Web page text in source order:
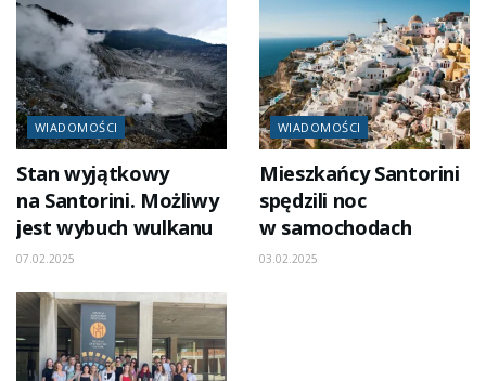
WIADOMOŚCI
Stan wyjątkowy
na Santorini. Możliwy
jest wybuch wulkanu
07.02.2025
WIADOMOŚCI
Mieszkańcy Santorini
spędzili noc
w samochodach
03.02.2025